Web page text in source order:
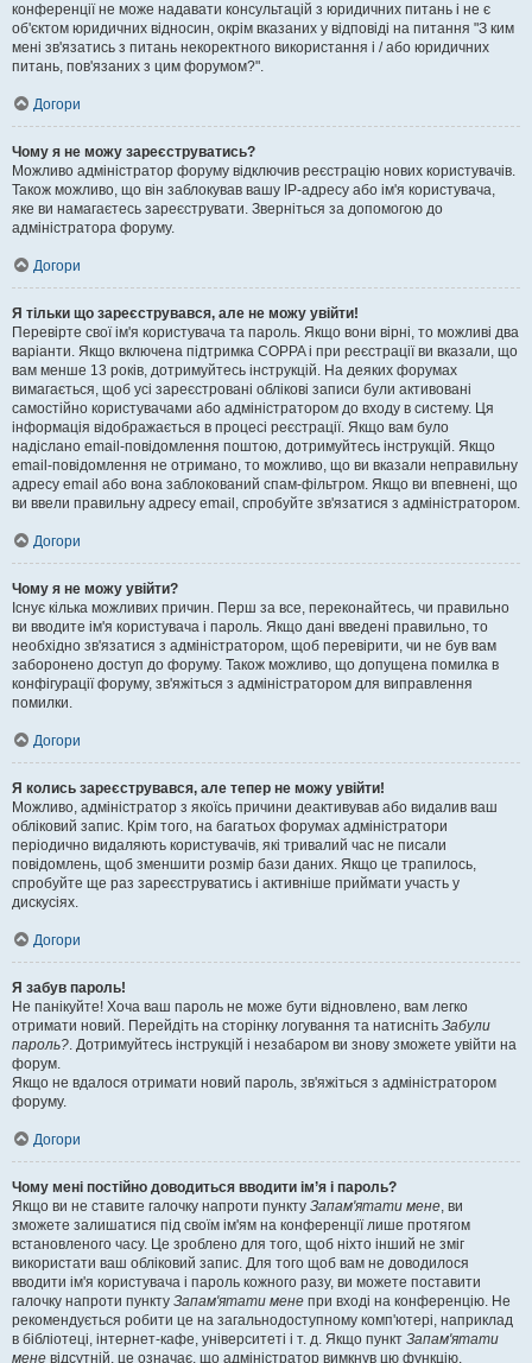
конференції не може надавати консультацій з юридичних питань і не є
об'єктом юридичних відносин, окрім вказаних у відповіді на питання "З ким
мені зв'язатись з питань некоректного використання і / або юридичних
питань, пов'язаних з цим форумом?".
Догори
Чому я не можу зареєструватись?
Можливо адміністратор форуму відключив реєстрацію нових користувачів.
Також можливо, що він заблокував вашу IP-адресу або ім'я користувача,
яке ви намагаєтесь зареєструвати. Зверніться за допомогою до
адміністратора форуму.
Догори
Я тільки що зареєструвався, але не можу увійти!
Перевірте свої ім'я користувача та пароль. Якщо вони вірні, то можливі два
варіанти. Якщо включена підтримка COPPA і при реєстрації ви вказали, що
вам менше 13 років, дотримуйтесь інструкцій. На деяких форумах
вимагається, щоб усі зареєстровані облікові записи були активовані
самостійно користувачами або адміністратором до входу в систему. Ця
інформація відображається в процесі реєстрації. Якщо вам було
надіслано email-повідомлення поштою, дотримуйтесь інструкцій. Якщо
email-повідомлення не отримано, то можливо, що ви вказали неправильну
адресу email або вона заблокований спам-фільтром. Якщо ви впевнені, що
ви ввели правильну адресу email, спробуйте зв'язатися з адміністратором.
Догори
Чому я не можу увійти?
Існує кілька можливих причин. Перш за все, переконайтесь, чи правильно
ви вводите ім'я користувача і пароль. Якщо дані введені правильно, то
необхідно зв'язатися з адміністратором, щоб перевірити, чи не був вам
заборонено доступ до форуму. Також можливо, що допущена помилка в
конфігурації форуму, зв'яжіться з адміністратором для виправлення
помилки.
Догори
Я колись зареєструвався, але тепер не можу увійти!
Можливо, адміністратор з якоїсь причини деактивував або видалив ваш
обліковий запис. Крім того, на багатьох форумах адміністратори
періодично видаляють користувачів, які тривалий час не писали
повідомлень, щоб зменшити розмір бази даних. Якщо це трапилось,
спробуйте ще раз зареєструватись і активніше приймати участь у
дискусіях.
Догори
Я забув пароль!
Не панікуйте! Хоча ваш пароль не може бути відновлено, вам легко
отримати новий. Перейдіть на сторінку логування та натисніть Забули
пароль?. Дотримуйтесь інструкцій і незабаром ви знову зможете увійти на
форум.
Якщо не вдалося отримати новий пароль, зв'яжіться з адміністратором
форуму.
Догори
Чому мені постійно доводиться вводити ім’я і пароль?
Якщо ви не ставите галочку напроти пункту Запам'ятати мене, ви
зможете залишатися під своїм ім'ям на конференції лише протягом
встановленого часу. Це зроблено для того, щоб ніхто інший не зміг
використати ваш обліковий запис. Для того щоб вам не доводилося
вводити ім'я користувача і пароль кожного разу, ви можете поставити
галочку напроти пункту Запам'ятати мене при вході на конференцію. Не
рекомендується робити це на загальнодоступному комп'ютері, наприклад
в бібліотеці, інтернет-кафе, університеті і т. д. Якщо пункт Запам'ятати
мене відсутній, це означає, що адміністратор вимкнув цю функцію.